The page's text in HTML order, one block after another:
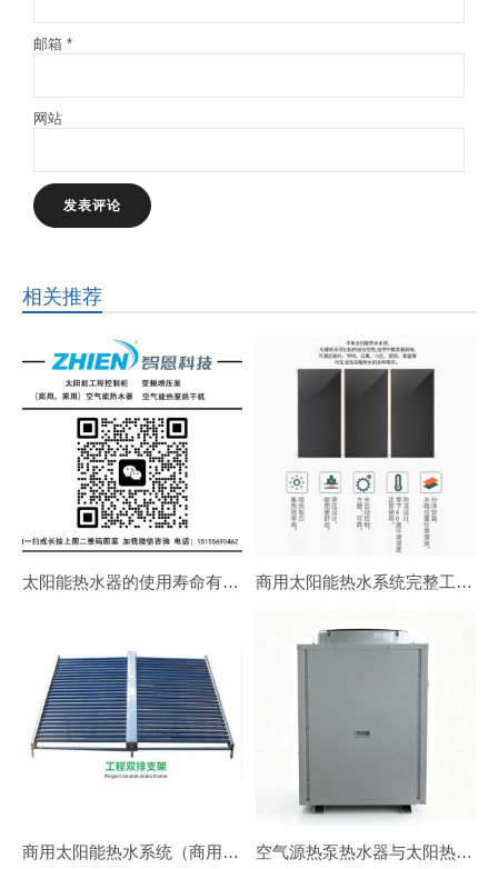
邮箱 *
网站
相关推荐
太阳能热水器的使用寿命有多长？ 商用太阳能热水系统完整工作原理
商用太阳能热水系统（商用太阳能热水器） 空气源热泵热水器与太阳热水器、电热水器、锅炉相比有什么优点？